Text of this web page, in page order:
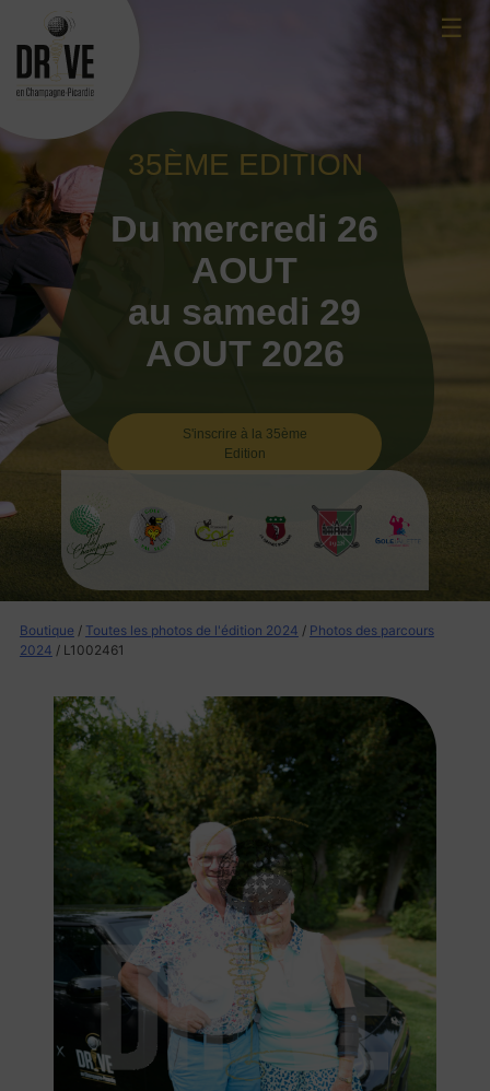
content
☰
35ÈME EDITION
Du mercredi 26
AOUT
au samedi 29
AOUT 2026
S'inscrire à la 35ème
Edition
Boutique / Toutes les photos de l'édition 2024 / Photos des parcours
2024 / L1002461